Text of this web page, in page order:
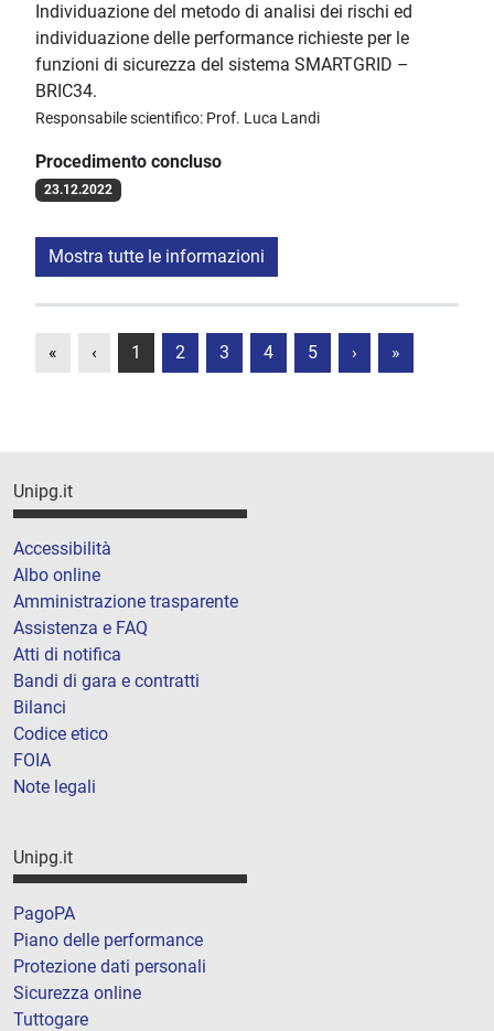
Individuazione del metodo di analisi dei rischi ed
individuazione delle performance richieste per le
funzioni di sicurezza del sistema SMARTGRID –
BRIC34.
Responsabile scientifico: Prof. Luca Landi
Procedimento concluso
23.12.2022
Mostra tutte le informazioni
« ‹ 1 2 3 4 5 › »
Unipg.it
Accessibilità
Albo online
Amministrazione trasparente
Assistenza e FAQ
Atti di notifica
Bandi di gara e contratti
Bilanci
Codice etico
FOIA
Note legali
Unipg.it
PagoPA
Piano delle performance
Protezione dati personali
Sicurezza online
Tuttogare